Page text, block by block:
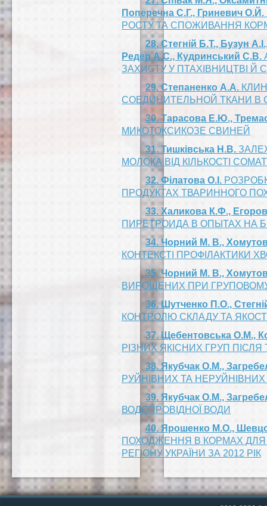
Поперечна С.Г., Гриневич О.Й.
РОСТУ ТА СПОЖИВАННЯ
28. Стегній Б.Т., Бузун
Редер А.С., Кудринський С.В.
ЗАХИСТУ У ПТАХІВНИЦТВІ Й
29. Степаненко А.А.
СОЕДИНИТЕЛЬНОЙ ТКАНИ В
30. Тарасова Е.Ю.,
МИКОТОКСИКОЗЕ СВИНЕЙ
31. Тишківська Н.В.
МОЛОКА ВІД КІЛЬКОСТІ
32. Філатова О.І.
ПРОДУКТАХ ТВАРИННОГО
33. Халикова К.Ф.,
ПИРЕТРОИДА В ОПЫТАХ НА
34. Чорний М. В.,
КОНТЕКСТІ ПРОФІЛАКТИКИ
35. Чорний М. В.,
ВИРОЩЕНИХ ПРИ
36. Шутченко П.О.,
КОНТРОЛЮ СКЛАДУ ТА
37. Щебентовська О.М.,
РІЗНИХ ЯКІСНИХ ГРУП
38. Якубчак О.М.,
РУЙНІВНИХ ТА
39. Якубчак О.М.,
ВОДОПРОВІДНОЇ ВОДИ
40. Ярошенко М.О.,
ПОХОДЖЕННЯ В КОРМАХ ДЛЯ
РЕГІОНУ УКРАЇНИ ЗА 2012 РІК